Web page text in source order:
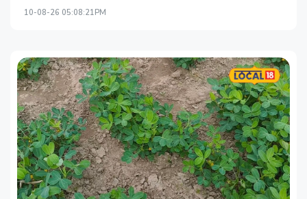
10-08-26 05:08:21PM